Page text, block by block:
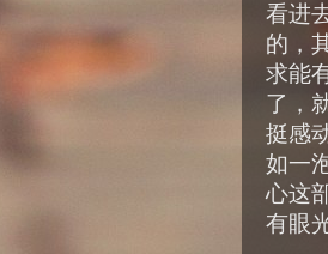
看进
的，
求能
了，
挺感
如一
心这
有眼